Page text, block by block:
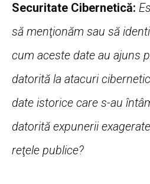
Securitate Cibernetică:
să menţionăm sau să
cum aceste date au ajuns
datorită la atacuri
date istorice care s-au
datorită expunerii
reţele publice?